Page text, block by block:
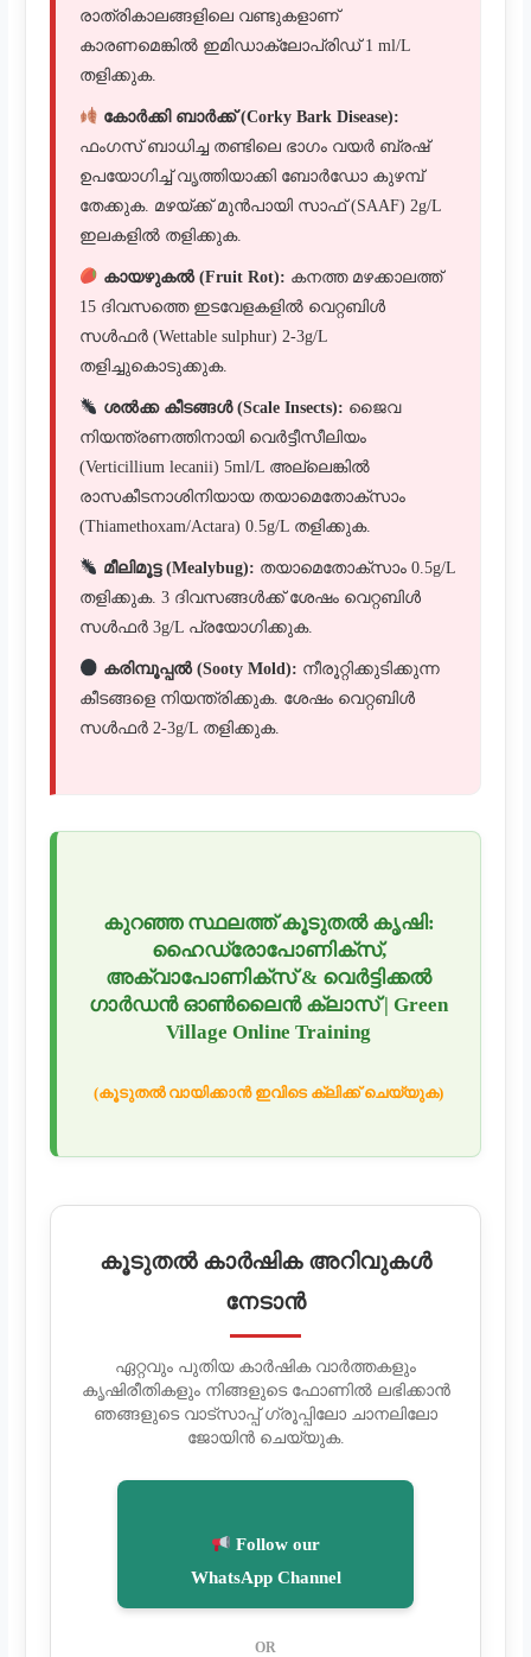
രാത്രികാലങ്ങളിലെ വണ്ടുകളാണ്
കാരണമെങ്കിൽ ഇമിഡാക്ലോപ്രിഡ് 1 ml/L
തളിക്കുക.
കോർക്കി ബാർക്ക് (Corky Bark Disease):
ഫംഗസ് ബാധിച്ച തണ്ടിലെ ഭാഗം വയർ ബ്രഷ്
ഉപയോഗിച്ച് വൃത്തിയാക്കി ബോർഡോ കുഴമ്പ്
തേക്കുക. മഴയ്ക്ക് മുൻപായി സാഫ് (SAAF) 2g/L
ഇലകളിൽ തളിക്കുക.
കായഴുകൽ (Fruit Rot): കനത്ത മഴക്കാലത്ത്
15 ദിവസത്തെ ഇടവേളകളിൽ വെറ്റബിൾ
സൾഫർ (Wettable sulphur) 2-3g/L
തളിച്ചുകൊടുക്കുക.
ശൽക്ക കീടങ്ങൾ (Scale Insects): ജൈവ
നിയന്ത്രണത്തിനായി വെർട്ടീസീലിയം
(Verticillium lecanii) 5ml/L അല്ലെങ്കിൽ
രാസകീടനാശിനിയായ തയാമെതോക്സാം
(Thiamethoxam/Actara) 0.5g/L തളിക്കുക.
മീലിമൂട്ട (Mealybug): തയാമെതോക്സാം 0.5g/L
തളിക്കുക. 3 ദിവസങ്ങൾക്ക് ശേഷം വെറ്റബിൾ
സൾഫർ 3g/L പ്രയോഗിക്കുക.
കരിമ്പൂപ്പൽ (Sooty Mold): നീരൂറ്റിക്കുടിക്കുന്ന
കീടങ്ങളെ നിയന്ത്രിക്കുക. ശേഷം വെറ്റബിൾ
സൾഫർ 2-3g/L തളിക്കുക.
കുറഞ്ഞ സ്ഥലത്ത് കൂടുതൽ കൃഷി:
ഹൈഡ്രോപോണിക്സ്,
അക്വാപോണിക്സ് & വെർട്ടിക്കൽ
ഗാർഡൻ ഓൺലൈൻ ക്ലാസ് | Green
Village Online Training
(കൂടുതൽ വായിക്കാൻ ഇവിടെ ക്ലിക്ക് ചെയ്യുക)
കൂടുതൽ കാർഷിക അറിവുകൾ
നേടാൻ
ഏറ്റവും പുതിയ കാർഷിക വാർത്തകളും
കൃഷിരീതികളും നിങ്ങളുടെ ഫോണിൽ ലഭിക്കാൻ
ഞങ്ങളുടെ വാട്സാപ്പ് ഗ്രൂപ്പിലോ ചാനലിലോ
ജോയിൻ ചെയ്യുക.
Follow our
WhatsApp Channel
OR